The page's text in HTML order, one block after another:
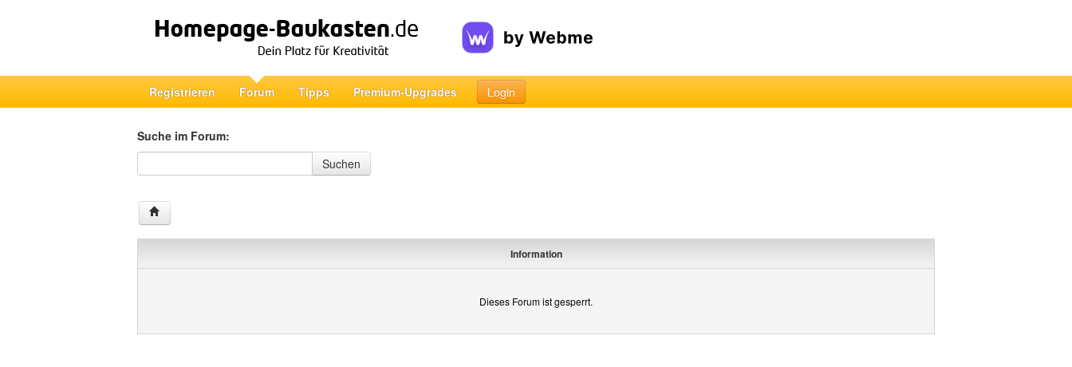
Registrieren Forum Tipps Premium-Upgrades Login
Suche im Forum:
Suche im Forum
Suchen
Information
Dieses Forum ist gesperrt.